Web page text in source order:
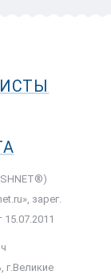
зарег.
г.Великие